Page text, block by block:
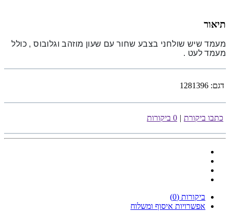
תיאור
מעמד שיש שולחני בצבע שחור עם שעון מוזהב וגלובוס , כולל
מעמד לעט .
דגם: 1281396
כתבו ביקורת | 0 ביקורות
ביקורות (0)
אפשרויות איסוף ומשלוח